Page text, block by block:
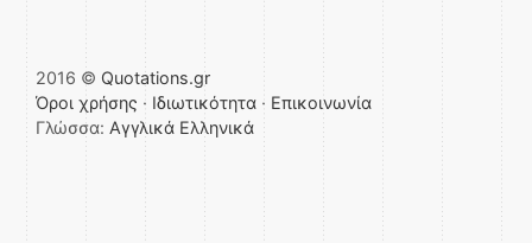
2016 © Quotations.gr
Όροι χρήσης · Ιδιωτικότητα · Επικοινωνία
Γλώσσα: Αγγλικά Ελληνικά